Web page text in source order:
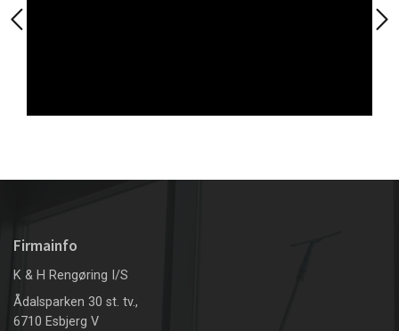
Firmainfo
K & H Rengøring I/S
Ådalsparken 30 st. tv.,
6710 Esbjerg V